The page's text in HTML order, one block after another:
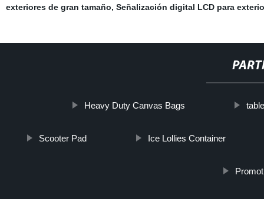
exteriores de gran tamaño, Señalización digital LCD para
Heavy Duty Canvas Bags
Scooter Pad Ice Lollies Container